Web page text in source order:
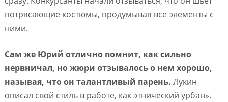
потрясающие костюмы, продумывая все элементы с
ними.
Сам же Юрий отлично помнит, как сильно
нервничал, но жюри отзывалось о нем хорошо,
называя, что он талантливый парень. Лукин
описал свой стиль в работе, как этнический урбан».